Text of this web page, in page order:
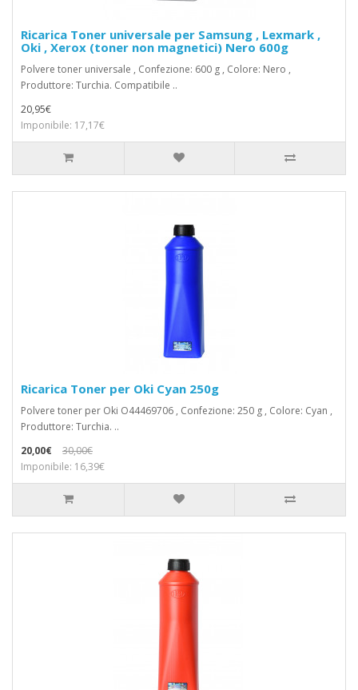
Ricarica Toner universale per Samsung , Lexmark ,
Oki , Xerox (toner non magnetici) Nero 600g
Polvere toner universale , Confezione: 600 g , Colore: Nero ,
Produttore: Turchia. Compatibile ..
20,95€
Imponibile: 17,17€
Ricarica Toner per Oki Cyan 250g
Polvere toner per Oki O44469706 , Confezione: 250 g , Colore: Cyan ,
Produttore: Turchia. ..
20,00€
30,00€
Imponibile: 16,39€